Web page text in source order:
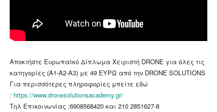
Αποκτήστε Ευρωπαϊκό Δίπλωμα Χειριστή DRONE για όλες τις
κατηγορίες (Α1-Α2-Α3) με 49 ΕΥΡΩ από την DRONE SOLUTIONS
Για περισσότερες πληροφορίες μπείτε εδώ
: https://www.dronesolutionsacademy.gr/
Τηλ Επικοινωνίας :6908568420 και 210 2851627-8